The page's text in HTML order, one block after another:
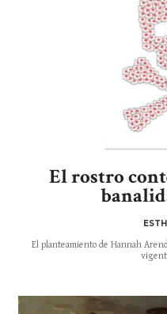
El rostro
El planteamiento de Hannah